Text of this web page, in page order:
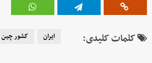
کلمات کلیدی: ایران کشور چین